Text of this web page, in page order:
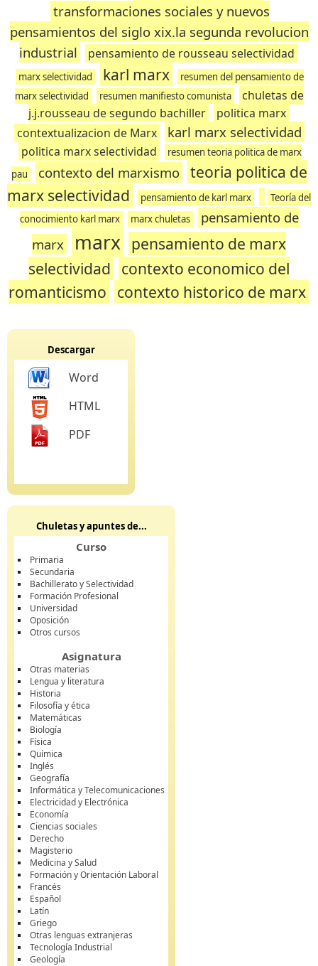
transformaciones sociales y nuevos
pensamientos del siglo xix.la segunda revolucion
industrial
pensamiento de rousseau selectividad
marx selectividad karl marx
resumen del pensamiento de
marx selectividad
resumen manifiesto comunista
chuletas de
j.j.rousseau de segundo bachiller
politica marx
contextualizacion de Marx
karl marx selectividad
politica marx selectividad
resumen teoria politica de marx
pau
contexto del marxismo
teoria politica de
marx selectividad
pensamiento de karl marx
Teoría del
conocimiento karl marx
marx chuletas
pensamiento de
marx
marx pensamiento de marx
selectividad contexto economico del
romanticismo contexto historico de marx
Descargar
Word
HTML
PDF
Chuletas y apuntes de...
Curso
Primaria
Secundaria
Bachillerato y Selectividad
Formación Profesional
Universidad
Oposición
Otros cursos
Asignatura
Otras materias
Lengua y literatura
Historia
Filosofía y ética
Matemáticas
Biología
Física
Química
Inglés
Geografía
Informática y Telecomunicaciones
Electricidad y Electrónica
Economía
Ciencias sociales
Derecho
Magisterio
Medicina y Salud
Formación y Orientación Laboral
Francés
Español
Latín
Griego
Otras lenguas extranjeras
Tecnología Industrial
Geología